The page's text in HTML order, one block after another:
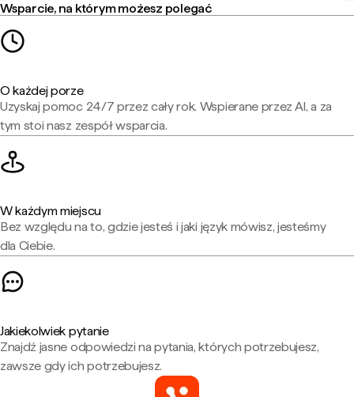
Wsparcie, na którym możesz polegać
O każdej porze
Uzyskaj pomoc 24/7 przez cały rok. Wspierane przez AI, a za
tym stoi nasz zespół wsparcia.
W każdym miejscu
Bez względu na to, gdzie jesteś i jaki język mówisz, jesteśmy
dla Ciebie.
Jakiekolwiek pytanie
Znajdź jasne odpowiedzi na pytania, których potrzebujesz,
zawsze gdy ich potrzebujesz.